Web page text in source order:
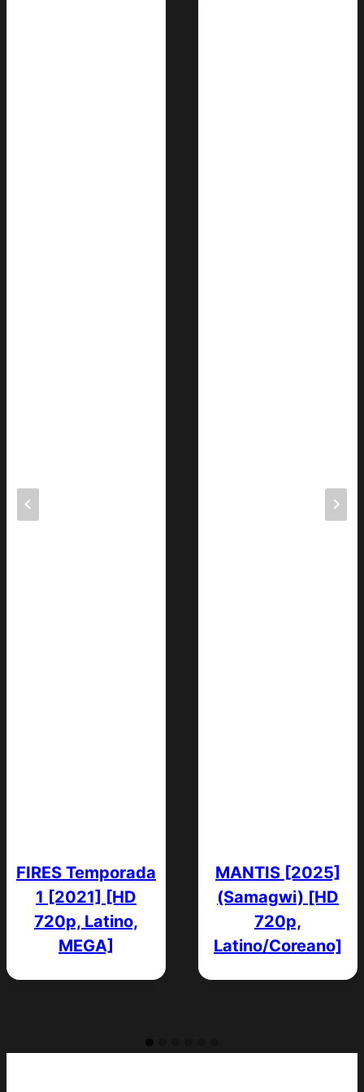
FIRES Temporada
1 [2021] [HD
720p, Latino,
MEGA]
MANTIS [2025]
(Samagwi) [HD
720p,
Latino/Coreano]